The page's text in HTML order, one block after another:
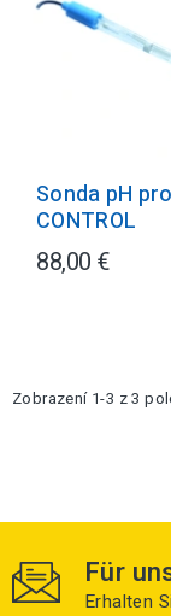
Sonda pH
CONTROL
88,00 €
Zobrazení 1-3 z 3
Für
Erhalten